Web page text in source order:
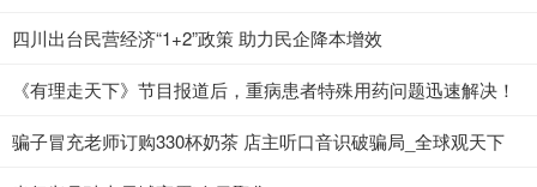
四川出台民营经济“1+2”政策 助力民企降本增效
《有理走天下》节目报道后，重病患者特殊用药问题迅速解决！
骗子冒充老师订购330杯奶茶 店主听口音识破骗局_全球观天下